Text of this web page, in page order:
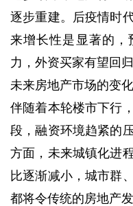
逐步重建。后疫情时
来增长性是显著的，
力，外资买家有望回归
未来房地产市场的变
伴随着本轮楼市下行
段，融资环境趋紧的
方面，未来城镇化进
比逐渐减小，城市群
都将令传统的房地产